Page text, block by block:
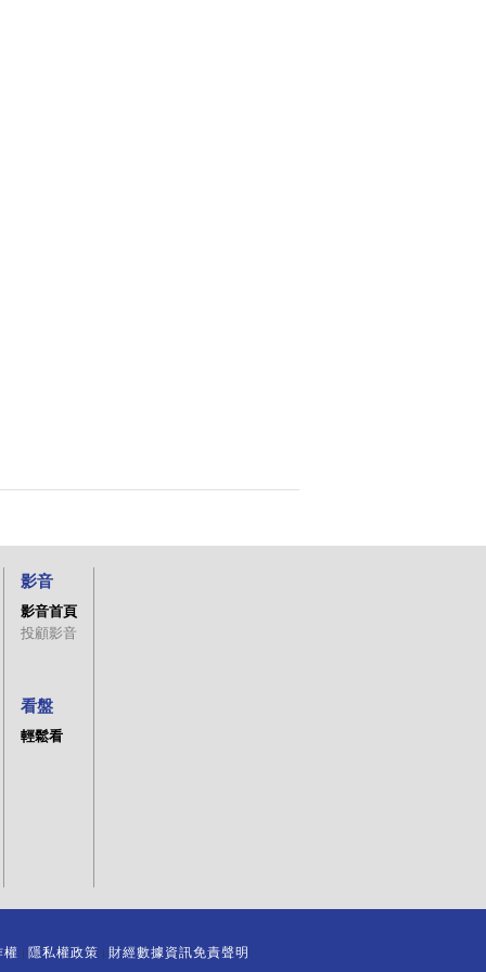
影音
影音首頁
投顧影音
看盤
輕鬆看
權 隱私權政策 財經數據資訊免責聲明